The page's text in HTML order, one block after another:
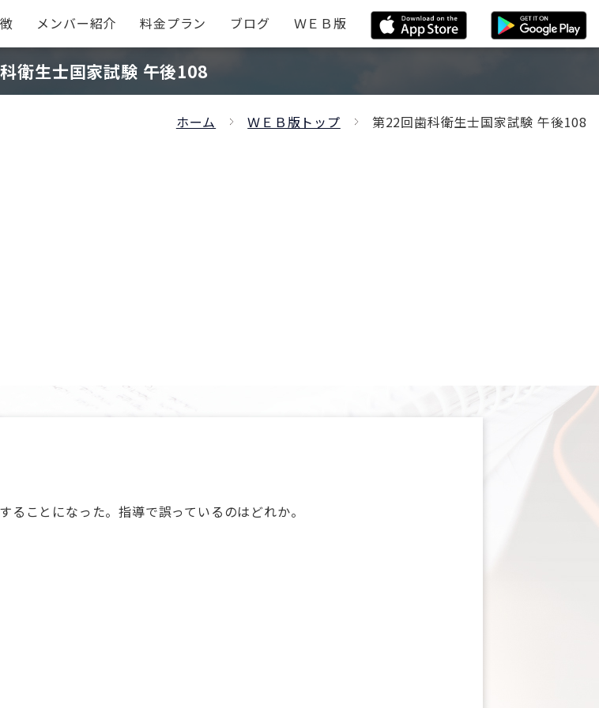
メンバー紹介 料金プラン ブログ ＷＥＢ版
衛生士国家試験 午後108
ホーム ＷＥＢ版トップ 第22回歯科衛生士国家試験 午後108
ことになった。指導で誤っているのはどれか。